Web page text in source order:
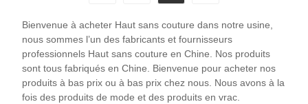
Bienvenue à acheter Haut sans couture dans notre usine,
nous sommes l’un des fabricants et fournisseurs
professionnels Haut sans couture en Chine. Nos produits
sont tous fabriqués en Chine. Bienvenue pour acheter nos
produits à bas prix ou à bas prix chez nous. Nous avons à la
fois des produits de mode et des produits en vrac.